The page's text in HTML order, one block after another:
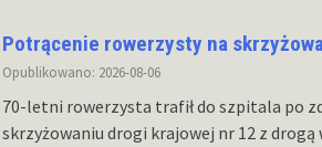
Potrącenie rowerzysty na
Opublikowano: 2026-08-06
70-letni rowerzysta trafił do szpitala po
skrzyżowaniu drogi krajowej nr 12 z drogą